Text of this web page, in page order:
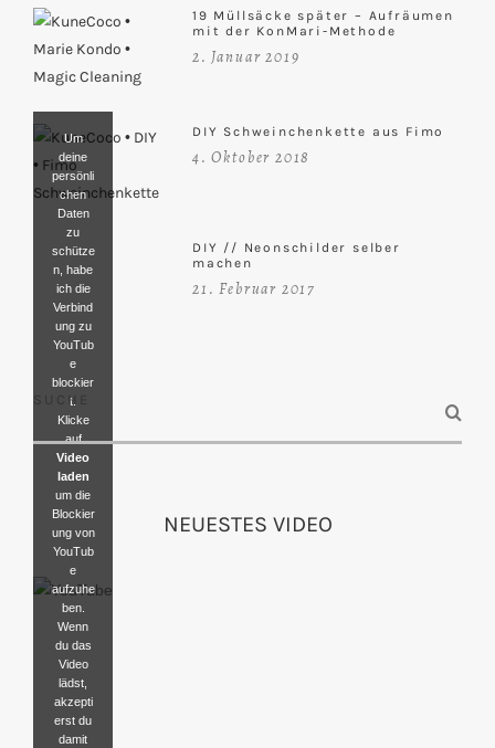
19 Müllsäcke später – Aufräumen
mit der KonMari-Methode
2. Januar 2019
DIY Schweinchenkette aus Fimo
4. Oktober 2018
DIY // Neonschilder selber
machen
21. Februar 2017
SUCHE
NEUESTES VIDEO
Um
deine
persönli
chen
Daten
zu
schütze
n, habe
ich die
Verbind
ung zu
YouTub
e
blockier
t.
Klicke
auf
Video
laden
um die
Blockier
ung von
YouTub
e
aufzuhe
ben.
Wenn
du das
Video
lädst,
akzepti
erst du
damit